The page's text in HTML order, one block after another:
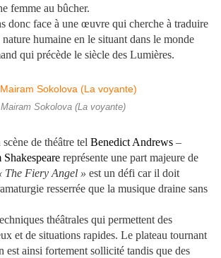
femme au bûcher.
donc face à une œuvre qui cherche à traduire
humaine en le situant dans le monde
qui précède le siècle des Lumières.
Mairam Sokolova (La voyante)
de théâtre tel Benedict Andrews –
représente une part majeure de
The Fiery Angel » est un défi car il doit
resserrée que la musique draine sans
théâtrales qui permettent des
et de situations rapides. Le plateau tournant
est ainsi fortement sollicité tandis que des